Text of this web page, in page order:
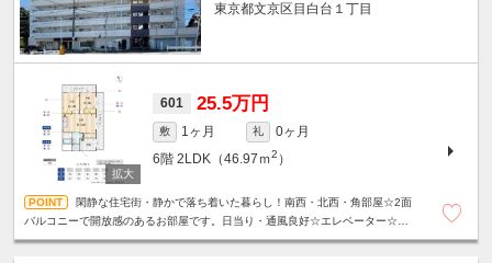
東京都文京区目白台１丁目
601 25.5万円
敷 1ヶ月 礼
0ヶ月
6階 2LDK（46.97ｍ2 ）
閑静な住宅街・静かで落ち着いた暮らし！南西・北西・角部屋☆2面
バルコニーで開放感のあるお部屋です。日当り・通風良好☆エレベーター☆バ